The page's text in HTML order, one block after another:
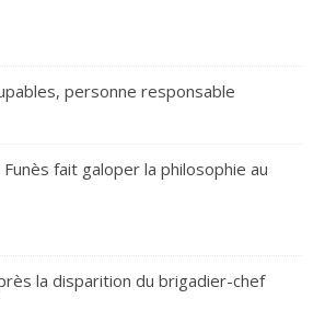
personne responsable
Funès fait galoper la philosophie au
la disparition du brigadier-chef